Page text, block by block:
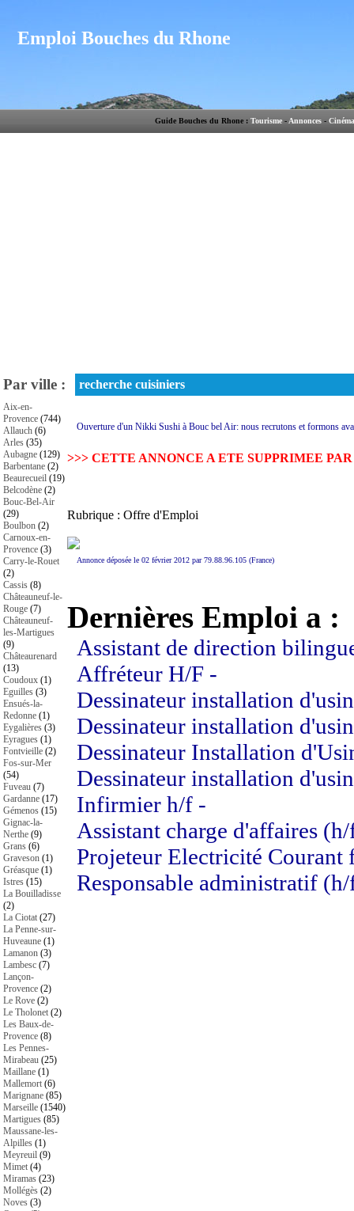
Emploi Bouches du Rhone
Guide Bouches du Rhone : Tourisme - Annonces - Cinéma
Par ville :
Aix-en-
Provence (744)
Allauch (6)
Arles (35)
Aubagne (129)
Barbentane (2)
Beaurecueil (19)
Belcodène (2)
Bouc-Bel-Air
(29)
Boulbon (2)
Carnoux-en-
Provence (3)
Carry-le-Rouet
(2)
Cassis (8)
Châteauneuf-le-
Rouge (7)
Châteauneuf-
les-Martigues
(9)
Châteaurenard
(13)
Coudoux (1)
Eguilles (3)
Ensués-la-
Redonne (1)
Eygalières (3)
Eyragues (1)
Fontvieille (2)
Fos-sur-Mer
(54)
Fuveau (7)
Gardanne (17)
Gémenos (15)
Gignac-la-
Nerthe (9)
Grans (6)
Graveson (1)
Gréasque (1)
Istres (15)
La Bouilladisse
(2)
La Ciotat (27)
La Penne-sur-
Huveaune (1)
Lamanon (3)
Lambesc (7)
Lançon-
Provence (2)
Le Rove (2)
Le Tholonet (2)
Les Baux-de-
Provence (8)
Les Pennes-
Mirabeau (25)
Maillane (1)
Mallemort (6)
Marignane (85)
Marseille (1540)
Martigues (85)
Maussane-les-
Alpilles (1)
Meyreuil (9)
Mimet (4)
Miramas (23)
Mollégès (2)
Noves (3)
recherche cuisiniers
Ouverture d'un Nikki Sushi à Bouc bel Air: nous recrutons et formons
>>> CETTE ANNONCE A ETE SUPPRIMEE
Rubrique : Offre d'Emploi
Annonce déposée le 02 février 2012 par 79.88.96.105 (France)
Dernières Emploi a :
Assistant de direction
Affréteur H/F -
Dessinateur installation
Dessinateur installation
Dessinateur Installation
Dessinateur installation
Infirmier h/f -
Assistant charge d'affaires
Projeteur Electricité
Responsable administratif